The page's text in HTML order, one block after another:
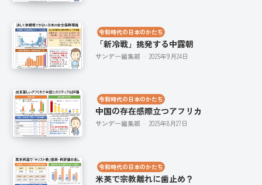
令和時代の日本のかたち
「新冷戦」挑発する中露朝
サンデー編集部 - 2025年9月24日
令和時代の日本のかたち
中国の存在感際立つアフリカ
サンデー編集部 - 2025年8月27日
令和時代の日本のかたち
米英で宗教離れに歯止め？